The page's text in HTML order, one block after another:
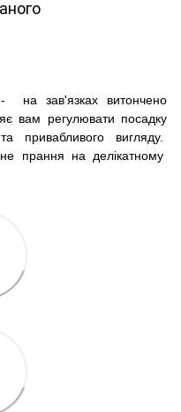
- на зав'язках витончено
вам регулювати посадку
привабливого вигляду.
прання на делікатному